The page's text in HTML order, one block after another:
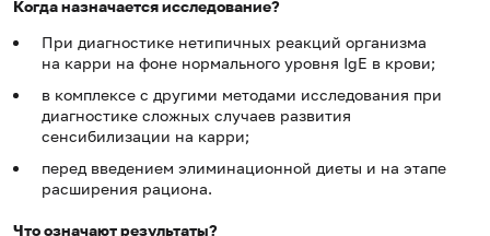
Когда назначается исследование?
При диагностике нетипичных реакций организма
на карри на фоне нормального уровня IgE в крови;
в комплексе с другими методами исследования при
диагностике сложных случаев развития
сенсибилизации на карри;
перед введением элиминационной диеты и на этапе
расширения рациона.
Что означают результаты?